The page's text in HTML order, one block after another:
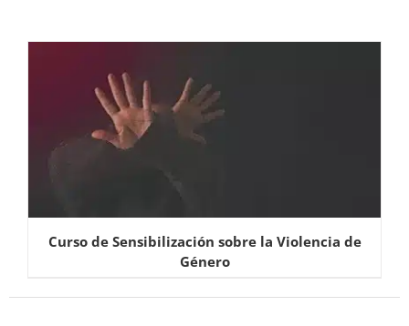
Curso de Sensibilización sobre la Violencia de
Género